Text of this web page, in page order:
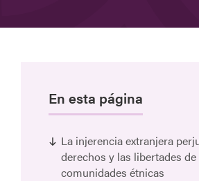
En esta página
La injerencia extranjera
derechos y las libertades de
comunidades étnicas